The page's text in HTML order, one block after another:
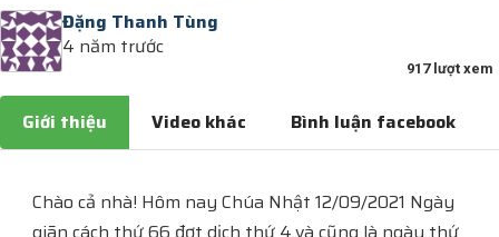
Đặng Thanh Tùng
4 năm trước
917 lượt xem
Giới thiệu Video khác Bình luận facebook
Chào cả nhà! Hôm nay Chúa Nhật 12/09/2021 Ngày